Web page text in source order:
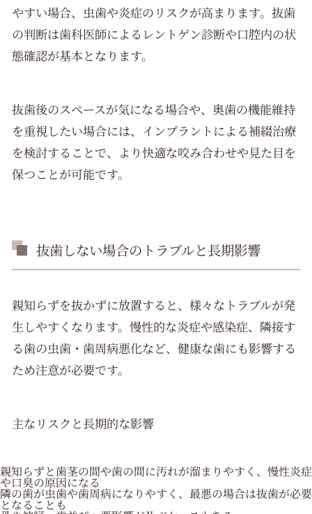
やすい場合、虫歯や炎症のリスクが高まります。抜歯
の判断は歯科医師によるレントゲン診断や口腔内の状
態確認が基本となります。
抜歯後のスペースが気になる場合や、奥歯の機能維持
を重視したい場合には、インプラントによる補綴治療
を検討することで、より快適な咬み合わせや見た目を
保つことが可能です。
抜歯しない場合のトラブルと長期影響
親知らずを抜かずに放置すると、様々なトラブルが発
生しやすくなります。慢性的な炎症や感染症、隣接す
る歯の虫歯・歯周病悪化など、健康な歯にも影響する
ため注意が必要です。
主なリスクと長期的な影響
親知らずと歯茎の間や歯の間に汚れが溜まりやすく、慢性炎症
や口臭の原因になる
隣の歯が虫歯や歯周病になりやすく、最悪の場合は抜歯が必要
となることも